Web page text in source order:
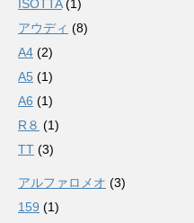
ISOTTA(1)
アウディ (8)
A4 (2)
A5 (1)
A6 (1)
R８ (1)
TT (3)
アルファロメオ (3)
159 (1)